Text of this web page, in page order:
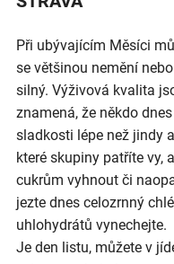
Při ubývajícím Měsíci
se většinou nemění
silný. Výživová kvalita
znamená, že někdo
sladkosti lépe než jindy
které skupiny patříte vy,
cukrům vyhnout či
jezte dnes celozrnný
uhlohydrátů vynechejte.
Je den listu, můžete v